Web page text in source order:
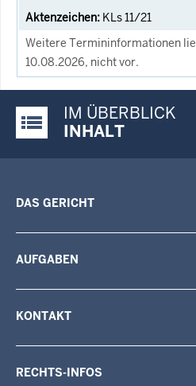
KLs 11/21
Weitere Termininformationen
10.08.2026, nicht vor.
Justiz-Portal im
IM ÜBERBLICK
INHALT
DAS GERICHT
AUFGABEN
KONTAKT
RECHTS-INFOS